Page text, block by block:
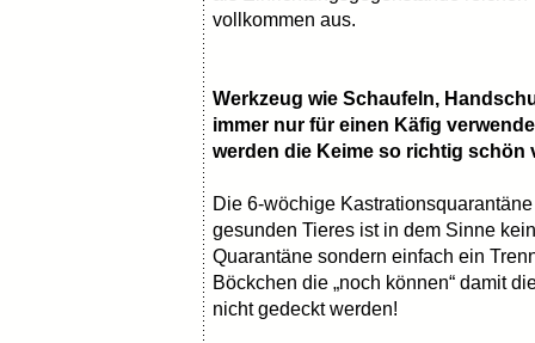
vollkommen aus.
Werkzeug wie Schaufeln,
immer nur für einen Käfig
werden die Keime so richtig schön
Die 6-wöchige
gesunden Tieres ist in dem Sinne
Quarantäne sondern einfach ein
Böckchen die „noch können“ damit
nicht gedeckt werden!